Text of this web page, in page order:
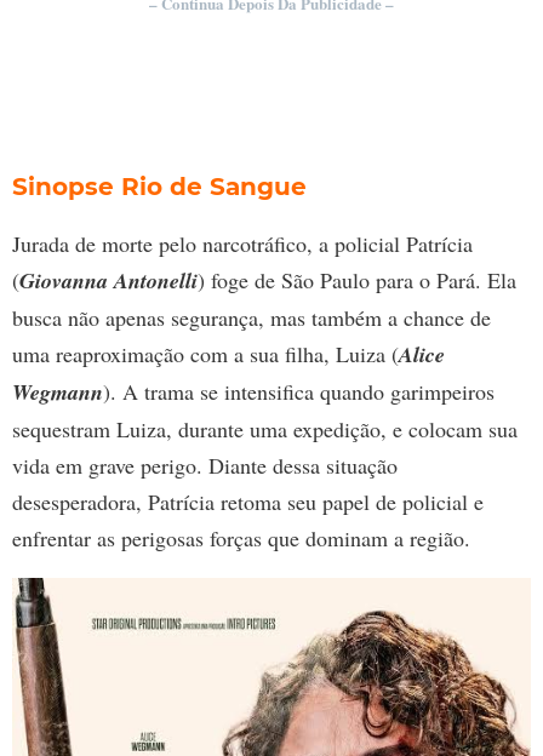
Sinopse Rio de Sangue
Jurada de morte pelo narcotráfico, a policial Patrícia
(Giovanna Antonelli) foge de São Paulo para o Pará. Ela
busca não apenas segurança, mas também a chance de
uma reaproximação com a sua filha, Luiza (Alice
Wegmann). A trama se intensifica quando garimpeiros
sequestram Luiza, durante uma expedição, e colocam sua
vida em grave perigo. Diante dessa situação
desesperadora, Patrícia retoma seu papel de policial e
enfrentar as perigosas forças que dominam a região.